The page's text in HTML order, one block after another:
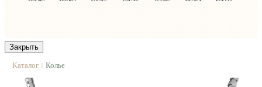
Закрыть
Каталог | Колье